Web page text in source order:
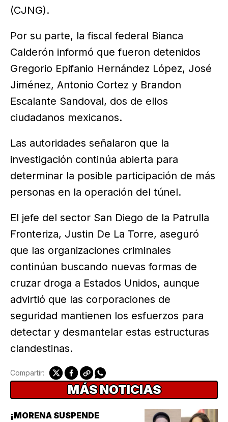
(CJNG).
Por su parte, la fiscal federal Bianca
Calderón informó que fueron detenidos
Gregorio Epifanio Hernández López, José
Jiménez, Antonio Cortez y Brandon
Escalante Sandoval, dos de ellos
ciudadanos mexicanos.
Las autoridades señalaron que la
investigación continúa abierta para
determinar la posible participación de más
personas en la operación del túnel.
El jefe del sector San Diego de la Patrulla
Fronteriza, Justin De La Torre, aseguró
que las organizaciones criminales
continúan buscando nuevas formas de
cruzar droga a Estados Unidos, aunque
advirtió que las corporaciones de
seguridad mantienen los esfuerzos para
detectar y desmantelar estas estructuras
clandestinas.
Compartir:
MÁS NOTICIAS
¡MORENA SUSPENDE